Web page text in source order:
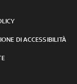
DI ACCESSIBILITÀ